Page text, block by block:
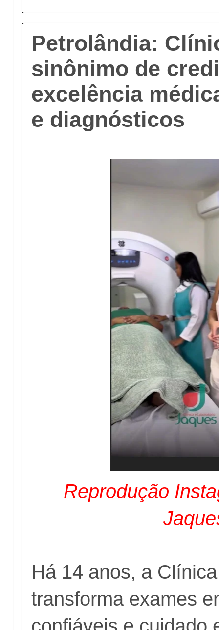
Petrolândia:
sinônimo de
excelência
e diagnósticos
Reprodução
Há 14 anos, a
transforma exames
confiáveis e cuidado